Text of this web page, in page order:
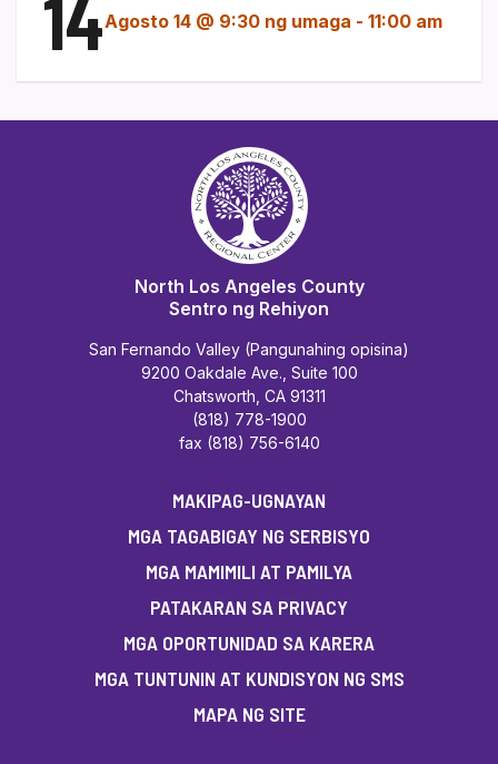
14Agosto 14 @ 9:30 ng umaga - 11:00 am
North Los Angeles County
Sentro ng Rehiyon
San Fernando Valley (Pangunahing opisina)
9200 Oakdale Ave., Suite 100
Chatsworth, CA 91311
(818) 778-1900
fax (818) 756-6140
MAKIPAG-UGNAYAN
MGA TAGABIGAY NG SERBISYO
MGA MAMIMILI AT PAMILYA
PATAKARAN SA PRIVACY
MGA OPORTUNIDAD SA KARERA
MGA TUNTUNIN AT KUNDISYON NG SMS
MAPA NG SITE